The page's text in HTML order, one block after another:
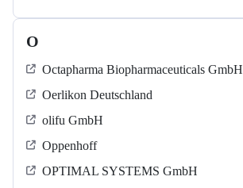
O
Octapharma Biopharmaceuticals GmbH
Oerlikon Deutschland
olifu GmbH
Oppenhoff
OPTIMAL SYSTEMS GmbH